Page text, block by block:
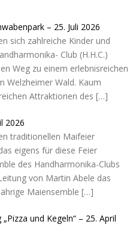
– 25. Juli 2026
sich zahlreiche Kinder und
Club (H.H.C.)
Weg zu einem erlebnisreichen
Welzheimer Wald. Kaum
Attraktionen des […]
2026
traditionellen Maifeier
eigens für diese Feier
des Handharmonika-Clubs
von Martin Abele das
Maiensemble […]
und Kegeln“ – 25. April